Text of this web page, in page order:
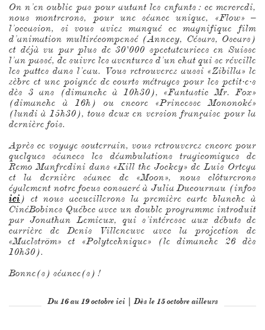
On n’en oublie pas pour autant les enfants : ce mercredi,
nous montrerons, pour une séance unique, «Flow» –
l’occasion, si vous aviez manqué ce magnifique film
d’animation multirécompensé (Annecy, Césars, Oscars)
et déjà vu par plus de 30'000 spectateurices en Suisse
l’an passé, de suivre les aventures d’un chat qui se réveille
les pattes dans l’eau. Vous retrouverez aussi «Zibilla» le
zèbre et une poignée de courts métrages pour les petit·e·s
dès 3 ans (dimanche à 10h30), «Fantastic Mr. Fox»
(dimanche à 16h) ou encore «Princesse Mononoké»
(lundi à 15h30), tous deux en version française pour la
dernière fois.
Après ce voyage souterrain, vous retrouverez encore pour
quelques séances les déambulations tragicomiques de
Remo Manfredini dans «Kill the Jockey» de Luis Ortega
et la dernière séance de «Moon», nous clôturerons
également notre focus consacré à Julia Ducournau (infos
ici) et nous accueillerons la première carte blanche à
CinéBobines Québec avec un double programme introduit
par Jonathan Lemieux, qui s’intéresse aux débuts de
carrière de Denis Villeneuve avec la projection de
«Maelström» et «Polytechnique» (le dimanche 26 dès
10h30).
Bonne(s) séance(s) !
Du 16 au 19 octobre ici | Dès le 15 octobre ailleurs